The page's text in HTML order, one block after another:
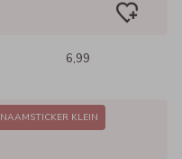
6,99
NAAMSTICKER KLEIN